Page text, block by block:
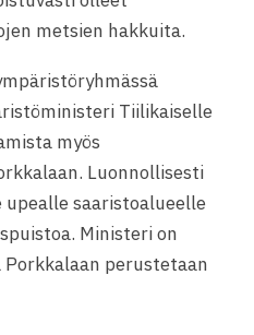
metsien hakkuita.
Tiilikaiselle
myös
Luonnollisesti
saaristoalueelle
Ministeri on
perustetaan